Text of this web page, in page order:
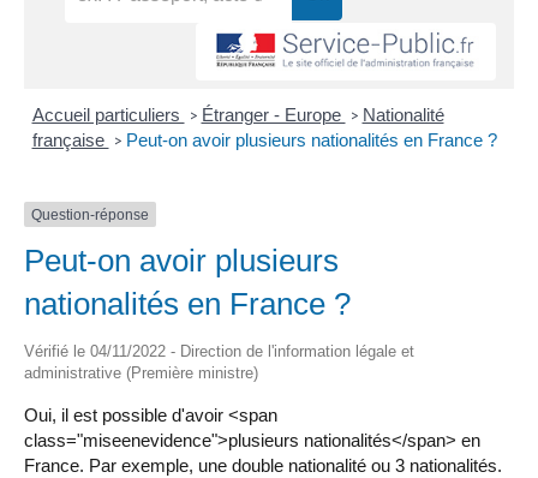
Accueil particuliers > Étranger - Europe > Nationalité
française > Peut-on avoir plusieurs nationalités en France ?
Question-réponse
Peut-on avoir plusieurs
nationalités en France ?
Vérifié le 04/11/2022 - Direction de l'information légale et
administrative (Première ministre)
Oui, il est possible d'avoir <span
class="miseenevidence">plusieurs nationalités</span> en
France. Par exemple, une double nationalité ou 3 nationalités.